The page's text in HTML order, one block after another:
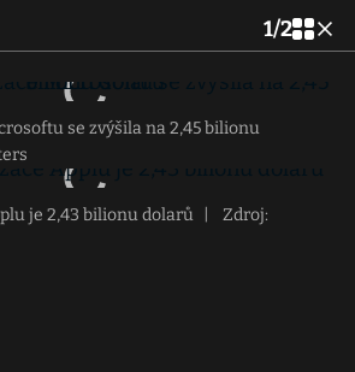
1/2
se zvýšila na 2,45 bilionu
je 2,43 bilionu dolarů
Zdroj: